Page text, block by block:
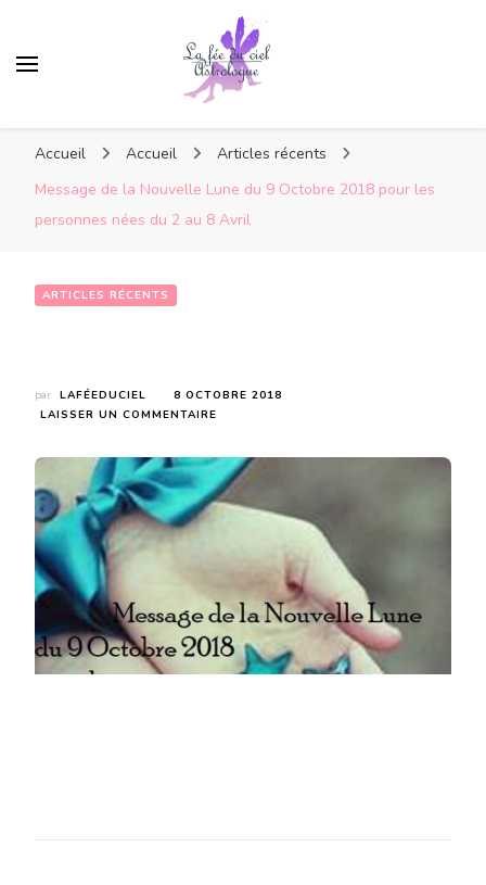
Accueil Accueil
Articles récents
Message de la Nouvelle Lune du 9 Octobre 2018 pour les
personnes nées du 2 au 8 Avril
ARTICLES RÉCENTS
par LAFÉEDUCIEL
8 OCTOBRE 2018
LAISSER UN COMMENTAIRE
LA
NOUVELLE
LUNE
OCTOBRE
POUR
PERSONNES
NÉES